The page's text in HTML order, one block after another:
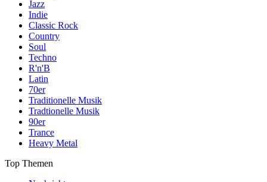
Jazz
Indie
Classic Rock
Country
Soul
Techno
R'n'B
Latin
70er
Traditionelle Musik
Tradtionelle Musik
90er
Trance
Heavy Metal
Top Themen